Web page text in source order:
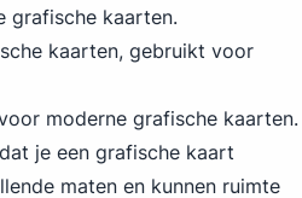
grafische kaarten.
kaarten, gebruikt voor
moderne grafische kaarten.
je een grafische kaart
maten en kunnen ruimte